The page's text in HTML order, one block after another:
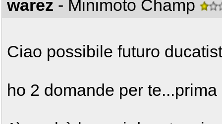
warez - Minimoto Champ
Ciao possibile futuro
ho 2 domande per